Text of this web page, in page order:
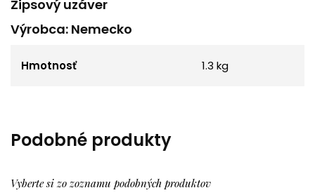
Zipsový uzáver
Výrobca: Nemecko
Hmotnosť 1.3 kg
Podobné produkty
Vyberte si zo zoznamu podobných produktov